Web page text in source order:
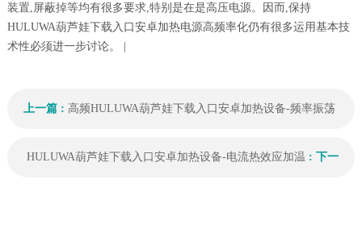
装置,屏蔽掉等均有很多要求,特别是在是高压电源。因而,保持
HULUWA葫芦娃下载入口安卓加热电源高频率化仍有很多运用基本技
术性必须进一步讨论。 |
上一篇 : 高频HULUWA葫芦娃下载入口安卓加热设备-频率振荡
HULUWA葫芦娃下载入口安卓加热设备-电流热效应加温 : 下一